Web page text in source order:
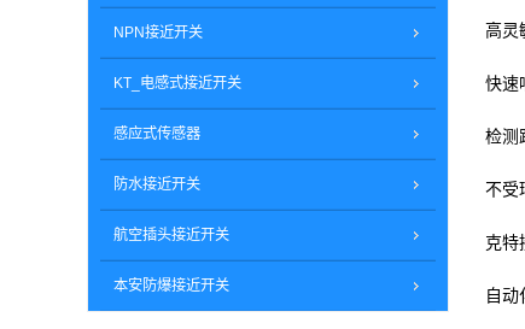
高灵
快速
检测
不受
克特
自动
NPN接近开关
KT_电感式接近开关
感应式传感器
防水接近开关
航空插头接近开关
本安防爆接近开关